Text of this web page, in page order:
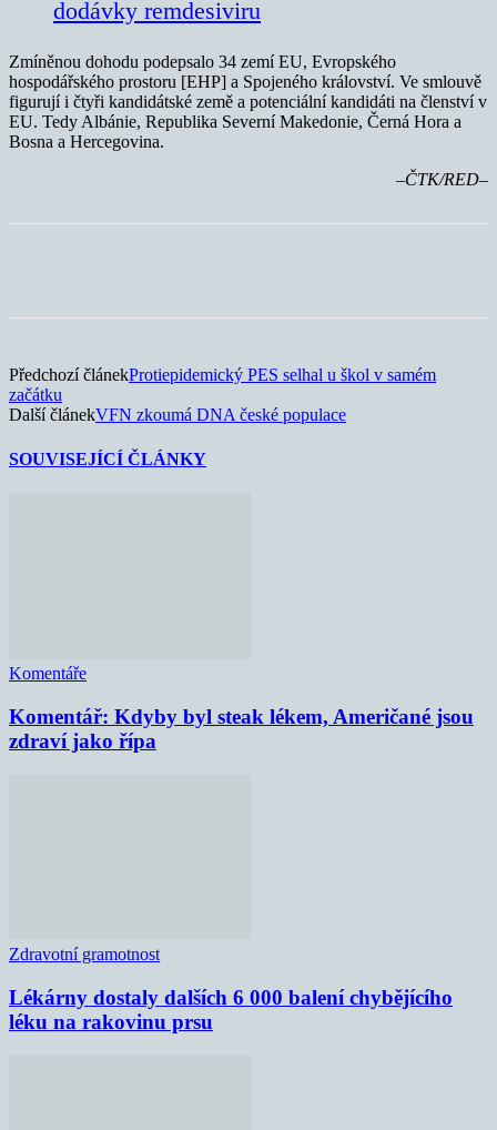
dodávky remdesiviru
Zmíněnou dohodu podepsalo 34 zemí EU, Evropského
hospodářského prostoru [EHP] a Spojeného království. Ve smlouvě
figurují i čtyři kandidátské země a potenciální kandidáti na členství v
EU. Tedy Albánie, Republika Severní Makedonie, Černá Hora a
Bosna a Hercegovina.
–ČTK/RED–
Předchozí článekProtiepidemický PES selhal u škol v samém
začátku
Další článekVFN zkoumá DNA české populace
SOUVISEJÍCÍ ČLÁNKY
Komentáře
Komentář: Kdyby byl steak lékem, Američané jsou
zdraví jako řípa
Zdravotní gramotnost
Lékárny dostaly dalších 6 000 balení chybějícího
léku na rakovinu prsu